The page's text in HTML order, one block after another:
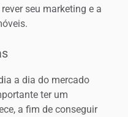
seu marketing e a
a dia do mercado
ter um
a fim de conseguir